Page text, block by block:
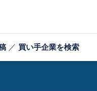
／ 買い手企業を検索